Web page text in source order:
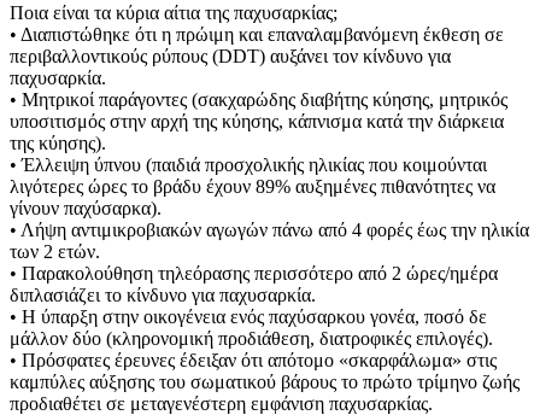
Ποια είναι τα κύρια αίτια της παχυσαρκίας;
• Διαπιστώθηκε ότι η πρώιμη και επαναλαμβανόμενη έκθεση σε
περιβαλλοντικούς ρύπους (DDT) αυξάνει τον κίνδυνο για
παχυσαρκία.
• Μητρικοί παράγοντες (σακχαρώδης διαβήτης κύησης, μητρικός
υποσιτισμός στην αρχή της κύησης, κάπνισμα κατά την διάρκεια
της κύησης).
• Έλλειψη ύπνου (παιδιά προσχολικής ηλικίας που κοιμούνται
λιγότερες ώρες το βράδυ έχουν 89% αυξημένες πιθανότητες να
γίνουν παχύσαρκα).
• Λήψη αντιμικροβιακών αγωγών πάνω από 4 φορές έως την ηλικία
των 2 ετών.
• Παρακολούθηση τηλεόρασης περισσότερο από 2 ώρες/ημέρα
διπλασιάζει το κίνδυνο για παχυσαρκία.
• Η ύπαρξη στην οικογένεια ενός παχύσαρκου γονέα, ποσό δε
μάλλον δύο (κληρονομική προδιάθεση, διατροφικές επιλογές).
• Πρόσφατες έρευνες έδειξαν ότι απότομο «σκαρφάλωμα» στις
καμπύλες αύξησης του σωματικού βάρους το πρώτο τρίμηνο ζωής
προδιαθέτει σε μεταγενέστερη εμφάνιση παχυσαρκίας.